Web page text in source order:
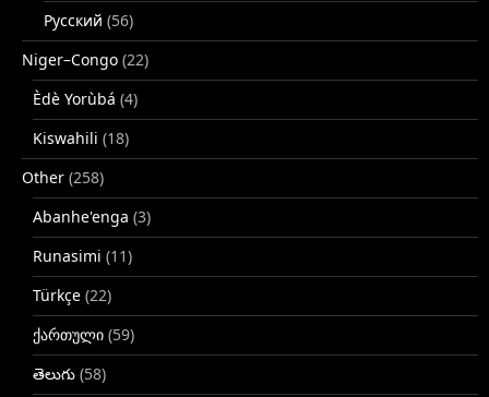
Русский (56)
Niger–Congo (22)
Èdè Yorùbá (4)
Kiswahili (18)
Other (258)
Abanhe'enga (3)
Runasimi (11)
Türkçe (22)
ქართული (59)
తెలుగు (58)